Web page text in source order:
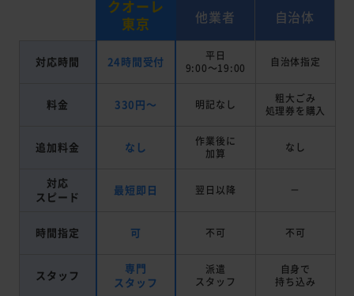
クオーレ
東京
他業者 自治体
対応時間 24時間受付
平日
9:00～19:00
自治体指定
料金 330円～ 明記なし
粗大ごみ
処理券を 購入
追加料金 なし
作業後に
加算
なし
対応
スピード
最短即日 翌日以降 －
時間指定 可 不可 不可
スタッフ
専門
スタッフ
派遣
スタッフ
自身で
持ち込み